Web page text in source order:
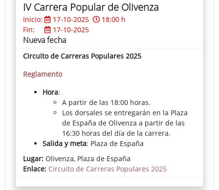
IV Carrera Popular de Olivenza
Inicio: 17-10-2025
18:00 h
Fin:
17-10-2025
Nueva fecha
Circuito de Carreras Populares 2025
Reglamento
Hora:
A partir de las 18:00 horas.
Los dorsales se entregarán en la Plaza
de España de Olivenza a partir de las
16:30 horas del día de la carrera.
Salida y meta: Plaza de España
Circuitos
CIRCUITO A: 400 metros.
CIRCUITO B: 1.250 metros.
CIRCUITO C: 2.000 metros.
Lugar: Olivenza, Plaza de España
Enlace: Circuito de Carreras Populares 2025